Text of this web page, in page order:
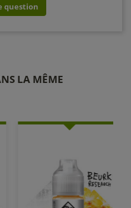
question
LA MÊME